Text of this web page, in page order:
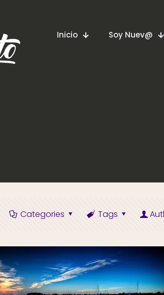
Inicio Soy Nuev@
Categories Tags